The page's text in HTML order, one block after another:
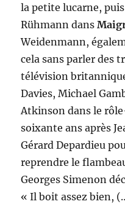
la petite lucarne,
Rühmann dans
Weidenmann,
cela sans parler des
télévision
Davies, Michael
Atkinson dans le
soixante ans après
Gérard Depardieu
reprendre le
Georges Simenon
« Il boit assez bien,